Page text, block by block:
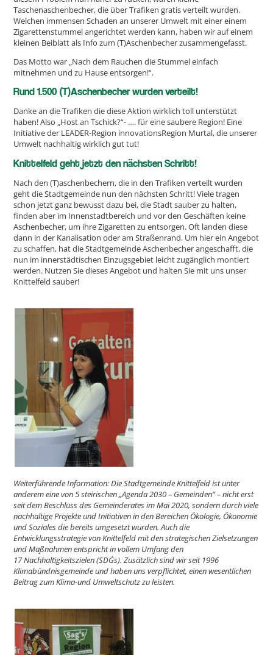
Taschenaschenbecher, die über Trafiken gratis verteilt wurden.
Welchen immensen Schaden an unserer Umwelt mit einer einem
Zigarettenstummel angerichtet werden kann, haben wir auf einem
kleinen Beiblatt als Info zum (T)Aschenbecher zusammengefasst.
Das Motto war „Nach dem Rauchen die Stummel einfach
mitnehmen und zu Hause entsorgen!“.
Rund 1.500 (T)Aschenbecher wurden verteilt!
Danke an die Trafiken die diese Aktion wirklich toll unterstützt
haben! Also „Host an Tschick?“- …. für eine saubere Region! Eine
Initiative der LEADER-Region innovationsRegion Murtal, die unserer
Umwelt nachhaltig wirklich gut tut!
Knittelfeld geht jetzt den nächsten Schritt!
Nach den (T)aschenbechern, die in den Trafiken verteilt wurden
geht die Stadtgemeinde nun den nächsten Schritt! Viele tragen
schon jetzt ganz bewusst dazu bei, die Stadt sauber zu halten,
finden aber im Innenstadtbereich und vor den Geschäften keine
Aschenbecher, um ihre Zigaretten zu entsorgen. Oft landen diese
dann in der Kanalisation oder am Straßenrand. Um hier ein Angebot
zu schaffen, hat die Stadtgemeinde Aschenbecher angeschafft, die
nun im innerstädtischen Einzugsgebiet leicht zugänglich montiert
werden. Nutzen Sie dieses Angebot und halten Sie mit uns unser
Knittelfeld sauber!
Weiterführende Information: Die Stadtgemeinde Knittelfeld ist unter
anderem eine von 5 steirischen „Agenda 2030 – Gemeinden“ – nicht erst
seit dem Beschluss des Gemeinderates im Mai 2020, sondern durch viele
nachhaltige Projekte und Initiativen in den Bereichen Ökologie, Ökonomie
und Soziales die bereits umgesetzt wurden. Auch die
Entwicklungsstrategie von Knittelfeld mit den strategischen Zielsetzungen
und Maßnahmen entspricht in vollem Umfang den
17 Nachhaltigkeitszielen (SDG´s). Zusätzlich sind wir seit 1996
Klimabündnisgemeinde und haben uns verpflichtet, einen wesentlichen
Beitrag zum Klima-und Umweltschutz zu leisten.